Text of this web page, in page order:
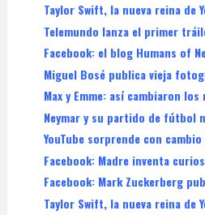
Taylor Swift, la nueva reina de
Telemundo lanza el primer
Facebook: el blog Humans of
Miguel Bosé publica vieja
Max y Emme: así cambiaron
Neymar y su partido de fútbol
YouTube sorprende con
Facebook: Madre inventa
Facebook: Mark Zuckerberg
Taylor Swift, la nueva reina de